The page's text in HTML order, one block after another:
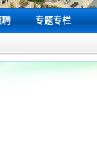
聘 专题专栏